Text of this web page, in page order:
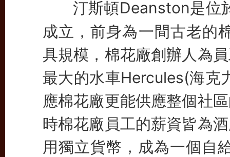
汀斯頓Deanston是位
成立，前身為一間古老的
具規模，棉花廠創辦人為
最大的水車Hercules(海克
應棉花廠更能供應整個社
時棉花廠員工的薪資皆為
用獨立貨幣，成為一個自